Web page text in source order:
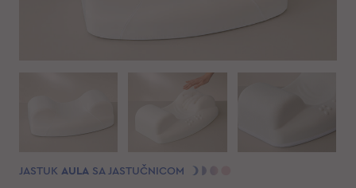
JASTUK AULASA JASTUČNICOM